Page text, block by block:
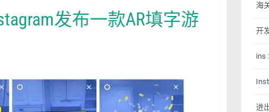
发布一款AR填字游
海
开
ins
进